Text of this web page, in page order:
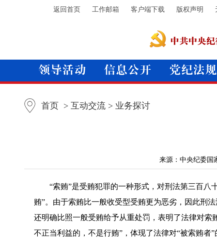
返回首页 工作邮箱 客户端下载 版权声明
首页 > 互动交流 > 业务探讨
来源：中央纪委国
“索贿”是受贿犯罪的一种形式，对刑法第三百八
贿”。由于索贿比一般收受型受贿更为恶劣，因此刑
还明确比照一般受贿给予从重处罚，表明了法律对
不正当利益的，不是行贿”，体现了法律对“被索贿